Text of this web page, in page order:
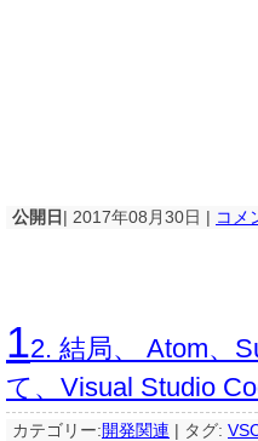
公開日 | 2017年08月30日 | コメ
12. 結局、 Atom、
て、Visual Studio
カテゴリー:開発関連 | タグ: